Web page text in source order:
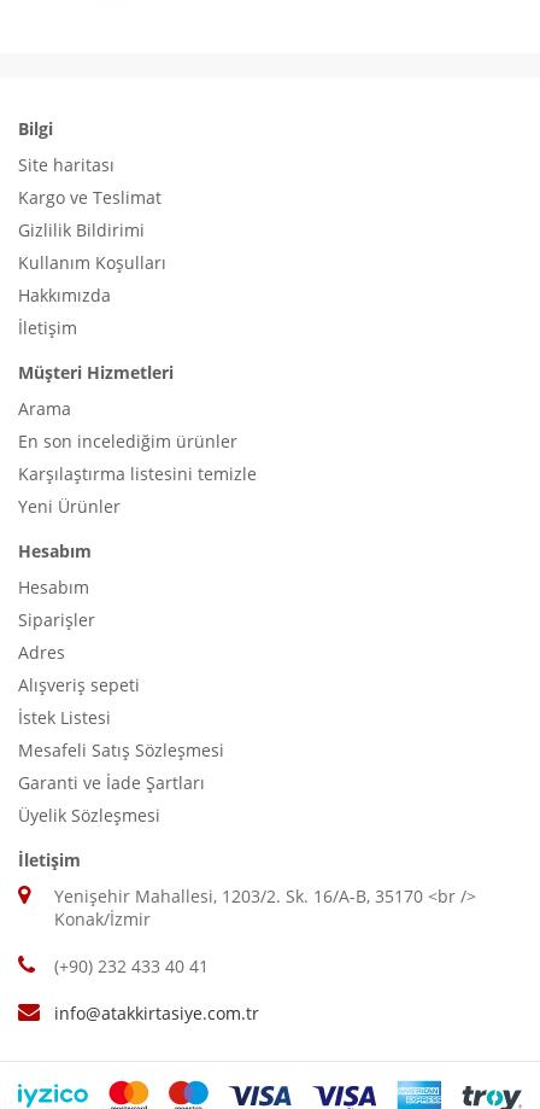
Bilgi
Site haritası
Kargo ve Teslimat
Gizlilik Bildirimi
Kullanım Koşulları
Hakkımızda
İletişim
Müşteri Hizmetleri
Arama
En son incelediğim ürünler
Karşılaştırma listesini temizle
Yeni Ürünler
Hesabım
Hesabım
Siparişler
Adres
Alışveriş sepeti
İstek Listesi
Mesafeli Satış Sözleşmesi
Garanti ve İade Şartları
Üyelik Sözleşmesi
İletişim
Yenişehir Mahallesi, 1203/2. Sk. 16/A-B, 35170 <br />
Konak/İzmir
(+90) 232 433 40 41
info@atakkirtasiye.com.tr